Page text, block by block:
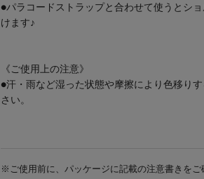
●パラコードストラップと合わせて使うとシ
けます♪
《ご使用上の注意》
●汗・雨など湿った状態や摩擦により色移り
さい。
※ご使用前に、パッケージに記載の注意書きをご